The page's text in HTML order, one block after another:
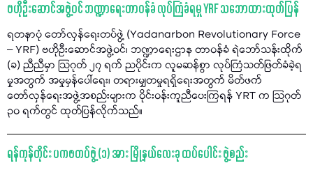
ဗဟိုဦးဆောင်အဖွဲ့ဝင် ဘဏ္ဍာရေးတာဝန်ခံ လုပ်ကြံခံရမှု YRF သဘောထားထုတ်ပြန်
ရတနာပုံ တော်လှန်ရေးတပ်ဖွဲ့ (Yadanarbon Revolutionary Force
– YRF) ဗဟိုဦးဆောင်အဖွဲ့ဝင်၊ ဘဏ္ဍာရေးဌာန တာဝန်ခံ ရဲဘော်သန်းထိုက်
(ခ) ညီညီမှာ သြဂုတ် ၂၇ ရက် ညပိုင်းက လူမဆန်စွာ လုပ်ကြံသတ်ဖြတ်ခံခဲ့ရ
မှုအတွက် အမှုမှန်ပေါ်ရေး၊ တရားမျှတမှုရရှိရေးအတွက် မိတ်ဖက်
တော်လှန်ရေးအဖွဲ့အစည်းများက ဝိုင်းဝန်းကူညီပေးကြရန် YRT က သြဂုတ်
၃၀ ရက်တွင် ထုတ်ပြန်လိုက်သည်။
ရန်ကုန်တိုင်း ပကဖတပ်ဖွဲ့ (၁) အား မြို့နယ်လေးခု ထပ်ပေါင်း ဖွဲ့စည်း